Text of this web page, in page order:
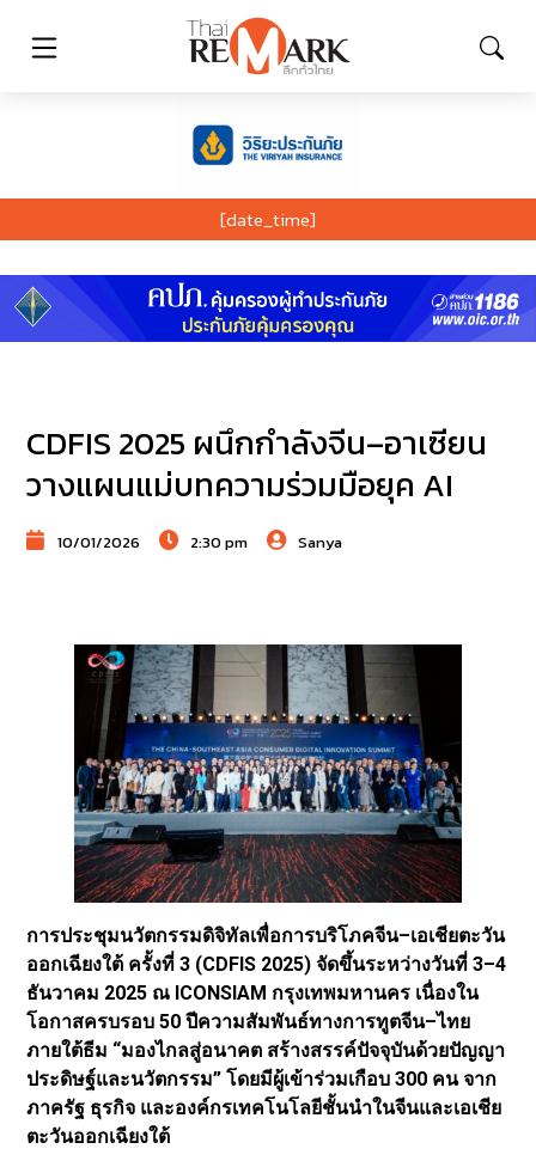
[date_time]
CDFIS 2025 ผนึกกำลังจีน–อาเซียน
วางแผนแม่บทความร่วมมือยุค AI
10/01/2026 2:30 pm Sanya
การประชุมนวัตกรรมดิจิทัลเพื่อการบริโภคจีน–เอเชียตะวัน
ออกเฉียงใต้ ครั้งที่ 3 (CDFIS 2025) จัดขึ้นระหว่างวันที่ 3–4
ธันวาคม 2025 ณ ICONSIAM กรุงเทพมหานคร เนื่องใน
โอกาสครบรอบ 50 ปีความสัมพันธ์ทางการทูตจีน–ไทย
ภายใต้ธีม “มองไกลสู่อนาคต สร้างสรรค์ปัจจุบันด้วยปัญญา
ประดิษฐ์และนวัตกรรม” โดยมีผู้เข้าร่วมเกือบ 300 คน จาก
ภาครัฐ ธุรกิจ และองค์กรเทคโนโลยีชั้นนำในจีนและเอเชีย
ตะวันออกเฉียงใต้